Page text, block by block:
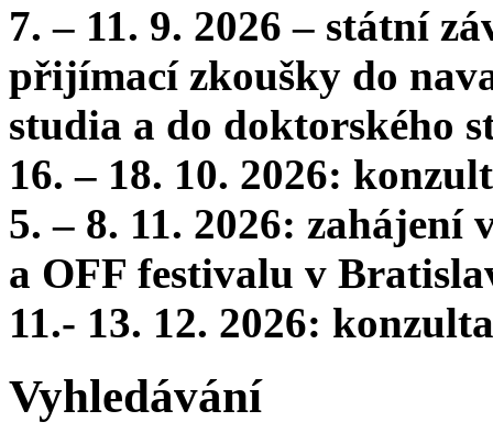
7. – 11. 9. 2026 – státní
přijímací zkoušky do
studia a do doktorského
16. – 18. 10. 2026:
5. – 8. 11. 2026:
a OFF festivalu v
11.- 13. 12. 2026:
Vyhledávání